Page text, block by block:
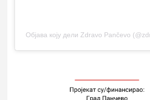
Објава коју дели Zdravo Pančevo